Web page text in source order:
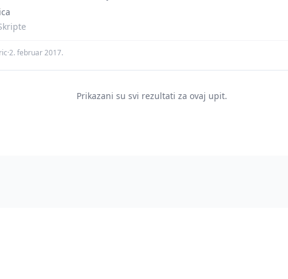
·2. februar 2017.
Prikazani su svi rezultati za ovaj upit.